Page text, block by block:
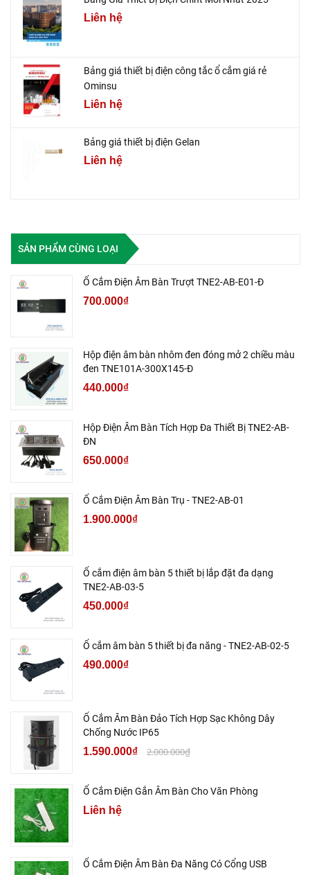
Liên hệ
Bảng giá thiết bị điện công tắc ổ cắm giá rẻ
Ominsu
Liên hệ
Bảng giá thiết bị điện Gelan
Liên hệ
SẢN PHẨM CÙNG LOẠI
Ổ Cắm Điện Âm Bàn Trượt TNE2-AB-E01-Đ
700.000₫
Hộp điện âm bàn nhôm đen đóng mở 2 chiều màu
đen TNE101A-300X145-Đ
440.000₫
Hộp Điện Âm Bàn Tích Hợp Đa Thiết Bị TNE2-AB-
ĐN
650.000₫
Ổ Cắm Điện Âm Bàn Trụ - TNE2-AB-01
1.900.000₫
Ổ cắm điện âm bàn 5 thiết bị lắp đặt đa dạng
TNE2-AB-03-5
450.000₫
Ổ cắm âm bàn 5 thiết bị đa năng - TNE2-AB-02-5
490.000₫
Ổ Cắm Âm Bàn Đảo Tích Hợp Sạc Không Dây
Chống Nước IP65
1.590.000₫ 2.000.000₫
Ổ Cắm Điện Gắn Âm Bàn Cho Văn Phòng
Liên hệ
Ổ Cắm Điện Âm Bàn Đa Năng Có Cổng USB